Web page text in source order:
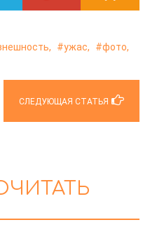
ужас, фото,
СЛЕДУЮЩАЯ СТАТЬЯ